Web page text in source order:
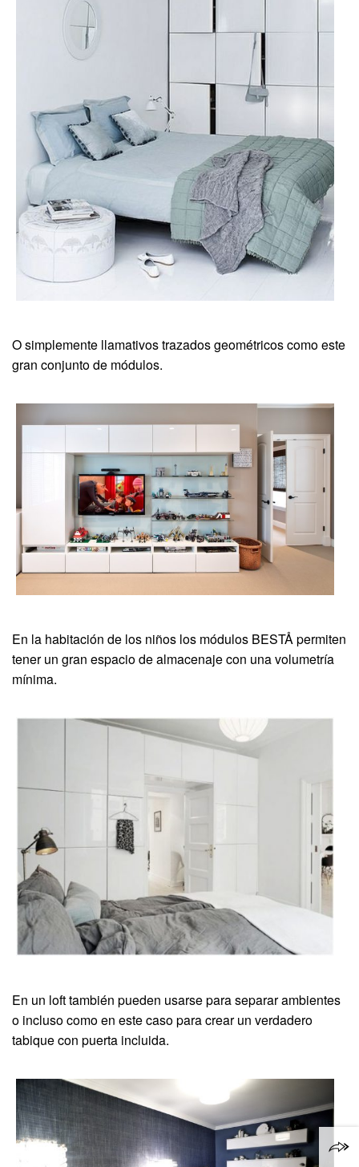
O simplemente llamativos trazados geométricos como este
gran conjunto de módulos.
En la habitación de los niños los módulos BESTÅ permiten
tener un gran espacio de almacenaje con una volumetría
mínima.
En un loft también pueden usarse para separar ambientes
o incluso como en este caso para crear un verdadero
tabique con puerta incluida.